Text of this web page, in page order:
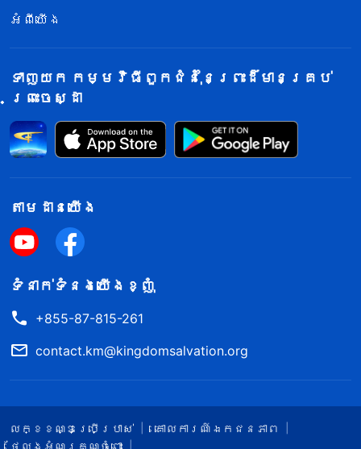
អំពីយើង
ទាញយក កម្មវិធីពួកជំនុំនៃព្រះដ៏មានគ្រប់
ព្រះចេស្ដា
តាម​ដាន​យើង​
ទំនាក់​ទំនង​យើង​ខ្ញុំ
+855-87-815-261
contact.km@kingdomsalvation.org
លក្ខខណ្ឌ​ប្រើប្រាស់​
គោលការណ៍ឯកជនភាព
ថ្លែងអំណរគុណចំពោះ